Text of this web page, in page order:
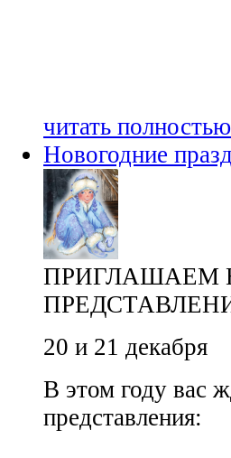
читать
Новогодние
ПРИГЛАШАЕМ
20 и 21 декабря
В этом году вас
представления: